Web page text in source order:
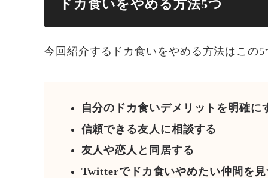
ドカ食いをやめる方法5つ
今回紹介するドカ食いをやめる方法はこの5
自分のドカ食いデメリットを明確に
信頼できる友人に相談する
友人や恋人と同居する
Twitterでドカ食いやめたい仲間を見